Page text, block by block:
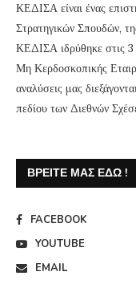
ΚΕΔΙΣΑ είναι ένας
Στρατηγικών Σπουδών,
ΚΕΔΙΣΑ ιδρύθηκε στις 3
Μη Κερδοσκοπικής
αναλύσεις μας
πεδίου των Διεθνών
ΒΡΕΊΤΕ ΜΑΣ ΕΔΏ !
FACEBOOK
YOUTUBE
EMAIL